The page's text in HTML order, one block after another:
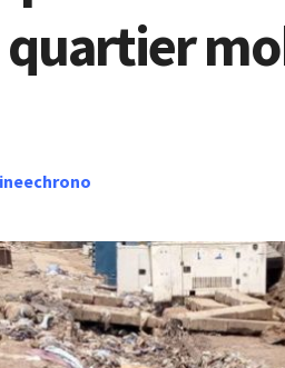
quartier